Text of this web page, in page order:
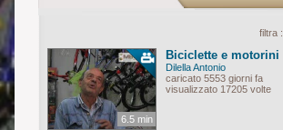
filtra :
6.5 min
Biciclette e motorini
Dilella Antonio
caricato 5553 giorni fa
visualizzato 17205 volte